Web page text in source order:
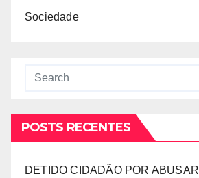
Sociedade
POSTS RECENTES
DETIDO CIDADÃO POR ABUSAR